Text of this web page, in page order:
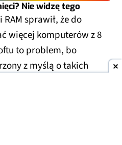
Nie widzę tego
sprawił, że do
więcej komputerów z 8
to problem, bo
z myślą o takich